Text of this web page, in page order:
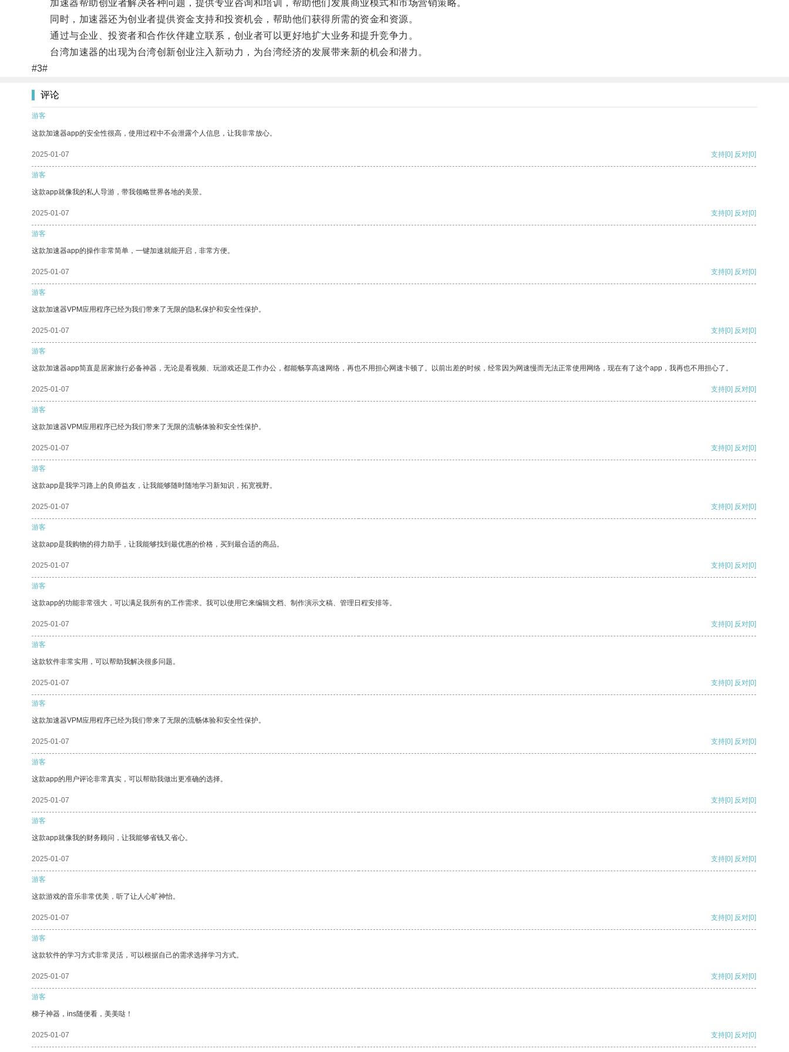
加速器帮助创业者解决各种问题，提供专业咨询和培训，帮助他们发展商业模式和市场营销策略。
同时，加速器还为创业者提供资金支持和投资机会，帮助他们获得所需的资金和资源。
通过与企业、投资者和合作伙伴建立联系，创业者可以更好地扩大业务和提升竞争力。
台湾加速器的出现为台湾创新创业注入新动力，为台湾经济的发展带来新的机会和潜力。
#3#
评论
游客
这款加速器app的安全性很高，使用过程中不会泄露个人信息，让我非常放心。
2025-01-07 支持[0] 反对[0]
游客
这款app就像我的私人导游，带我领略世界各地的美景。
2025-01-07 支持[0] 反对[0]
游客
这款加速器app的操作非常简单，一键加速就能开启，非常方便。
2025-01-07 支持[0] 反对[0]
游客
这款加速器VPM应用程序已经为我们带来了无限的隐私保护和安全性保护。
2025-01-07 支持[0] 反对[0]
游客
这款加速器app简直是居家旅行必备神器，无论是看视频、玩游戏还是工作办公，都能畅享高速网络，再也不用担心网速卡顿了。以前出差的时候，经常因为网速慢而无法正常使用网络，现在有了这个app，我再也不用担心了。
2025-01-07 支持[0] 反对[0]
游客
这款加速器VPM应用程序已经为我们带来了无限的流畅体验和安全性保护。
2025-01-07 支持[0] 反对[0]
游客
这款app是我学习路上的良师益友，让我能够随时随地学习新知识，拓宽视野。
2025-01-07 支持[0] 反对[0]
游客
这款app是我购物的得力助手，让我能够找到最优惠的价格，买到最合适的商品。
2025-01-07 支持[0] 反对[0]
游客
这款app的功能非常强大，可以满足我所有的工作需求。我可以使用它来编辑文档、制作演示文稿、管理日程安排等。
2025-01-07 支持[0] 反对[0]
游客
这款软件非常实用，可以帮助我解决很多问题。
2025-01-07 支持[0] 反对[0]
游客
这款加速器VPM应用程序已经为我们带来了无限的流畅体验和安全性保护。
2025-01-07 支持[0] 反对[0]
游客
这款app的用户评论非常真实，可以帮助我做出更准确的选择。
2025-01-07 支持[0] 反对[0]
游客
这款app就像我的财务顾问，让我能够省钱又省心。
2025-01-07 支持[0] 反对[0]
游客
这款游戏的音乐非常优美，听了让人心旷神怡。
2025-01-07 支持[0] 反对[0]
游客
这款软件的学习方式非常灵活，可以根据自己的需求选择学习方式。
2025-01-07 支持[0] 反对[0]
游客
梯子神器，ins随便看，美美哒！
2025-01-07 支持[0] 反对[0]